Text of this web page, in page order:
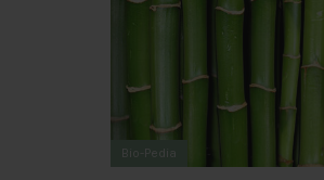
Bio-Pedia